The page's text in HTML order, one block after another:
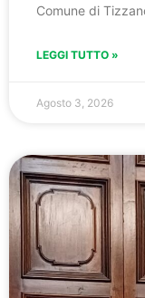
Comune di
LEGGI TUTTO »
Agosto 3, 2026